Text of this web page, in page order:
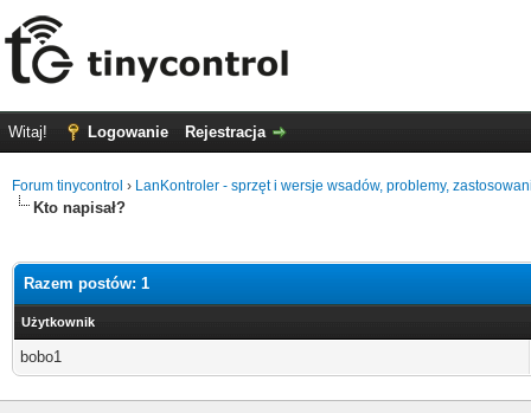
Witaj! Logowanie Rejestracja
Forum tinycontrol › LanKontroler - sprzęt i wersje wsadów, problemy,
Kto napisał?
Razem postów: 1
Użytkownik
bobo1